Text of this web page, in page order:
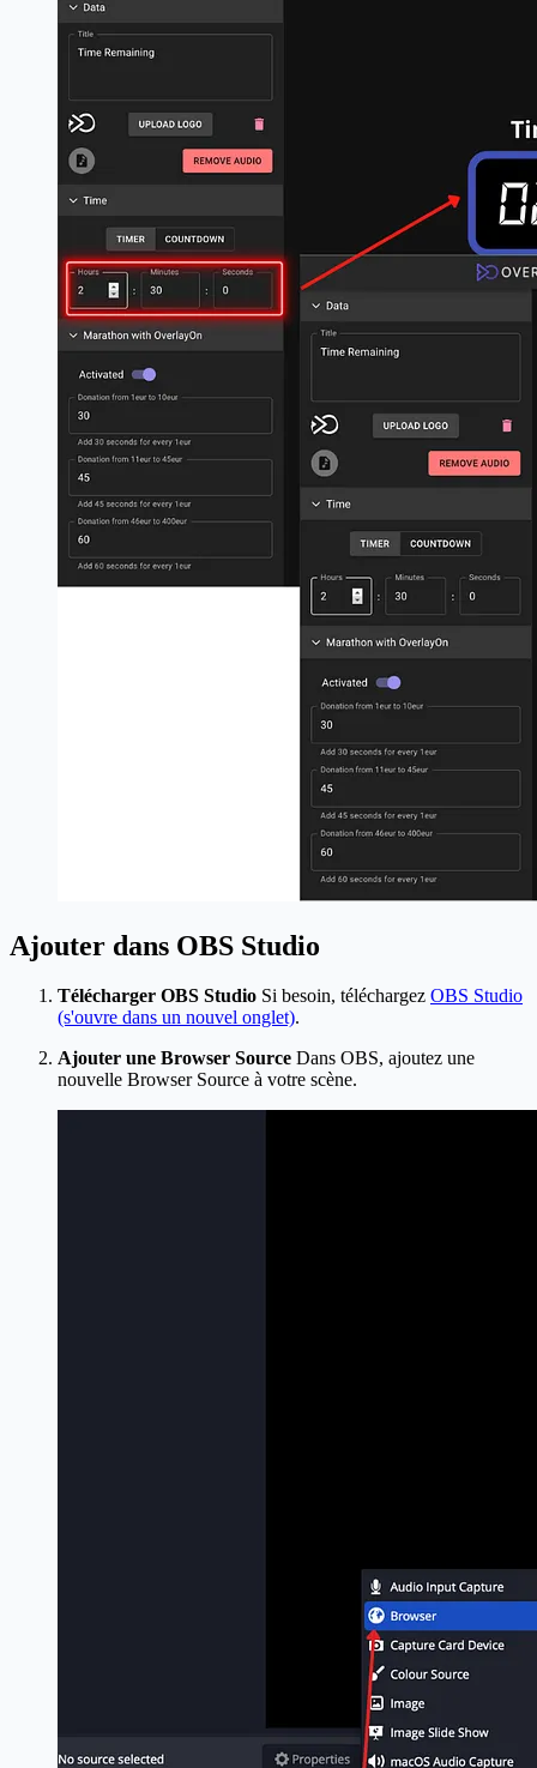
Ajouter dans OBS Studio
Télécharger OBS Studio Si besoin, téléchargez OBS Studio
(s'ouvre dans un nouvel onglet).
Ajouter une Browser Source Dans OBS, ajoutez une
nouvelle Browser Source à votre scène.